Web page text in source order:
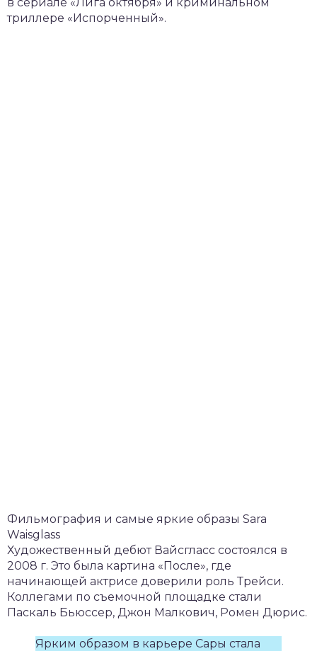
триллере «Испорченный».
Фильмография и самые яркие образы Sara
Waisglass
Художественный дебют Вайсгласс состоялся в
2008 г. Это была картина «После», где
начинающей актрисе доверили роль Трейси.
Коллегами по съемочной площадке стали
Паскаль Бьюссер, Джон Малкович, Ромен Дюрис.
Ярким образом в карьере Сары стала